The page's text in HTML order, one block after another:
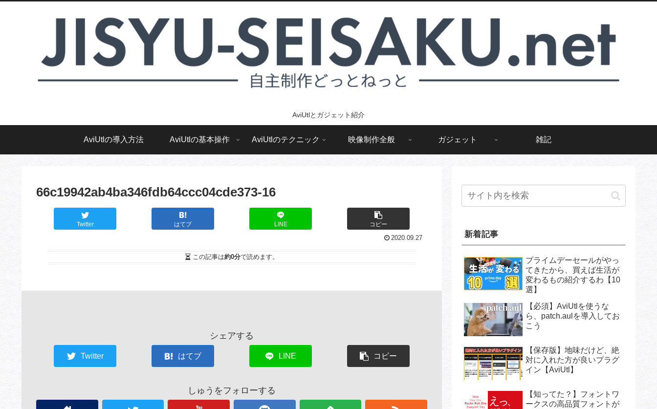
AviUtlとガジェット紹介
AviUtlの導入方法 AviUtlの基本操作 AviUtlのテクニック 映像制作全般 ガジェット 雑記
66c19942ab4ba346fdb64ccc04cde373-16
Twitter はてブ LINE コピー
2020.09.27
この記事は約0分で読めます。
シェアする
Twitter はてブ LINE コピー
しゅうをフォローする
新着記事
プライムデーセールがやっ
てきたから、買えば生活が
変わるもの紹介するわ【10
選】
【必須】AviUtlを使うな
ら、patch.aulを導入してお
こう
【保存版】地味だけど、絶
対に入れた方が良いプラグ
イン【AviUtl】
【知ってた？】フォントワ
ークスの高品質フォントが